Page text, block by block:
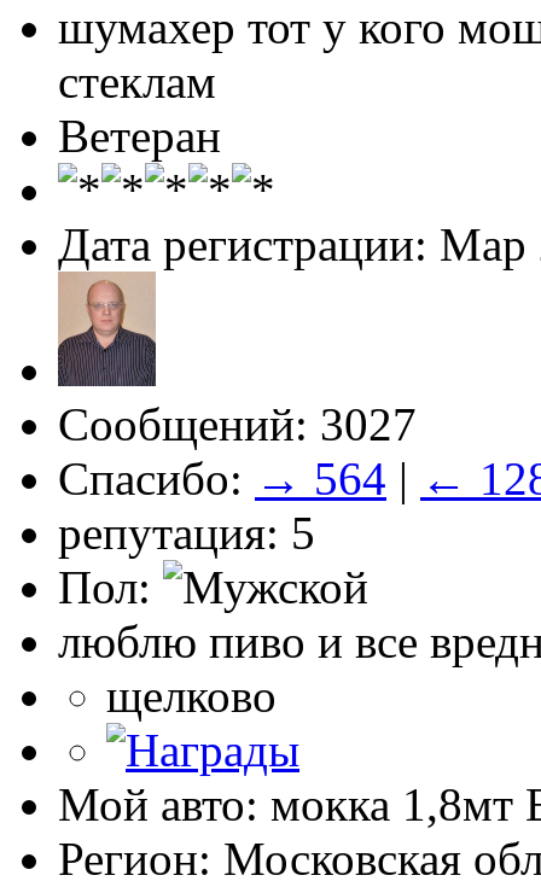
шумахер тот у кого
стеклам
Ветеран
Дата регистрации: Мар
Сообщений: 3027
Спасибо: → 564 | ←
репутация: 5
Пол:
люблю пиво и все
щелково
Мой авто: мокка 1,8мт
Регион: Московская